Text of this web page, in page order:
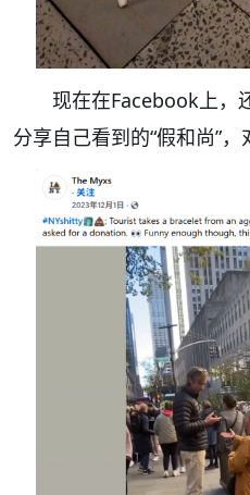
现在在Facebook上，
分享自己看到的“假和尚”，